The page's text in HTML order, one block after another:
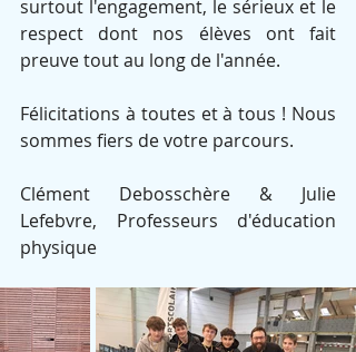
surtout l'engagement, le sérieux et le
respect dont nos élèves ont fait
preuve tout au long de l'année.
Félicitations à toutes et à tous ! Nous
sommes fiers de votre parcours.
Clément Debosschère & Julie
Lefebvre, Professeurs d'éducation
physique